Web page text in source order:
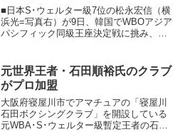
■日本S･ウェルター級7位の松永宏信（横
浜光=写真右）が9日、韓国でWBOアジア
パシフィック同級王座決定戦に挑み、
勝8KO2敗3分。WBOアジアパシフィック
王座...
元世界王者・石田順裕氏のクラブ
がプロ加盟
大阪府寝屋川市でアマチュアの「寝屋川
石田ボクシングクラブ」を開設している
元WBA･S･ウェルター級暫定王者の石田